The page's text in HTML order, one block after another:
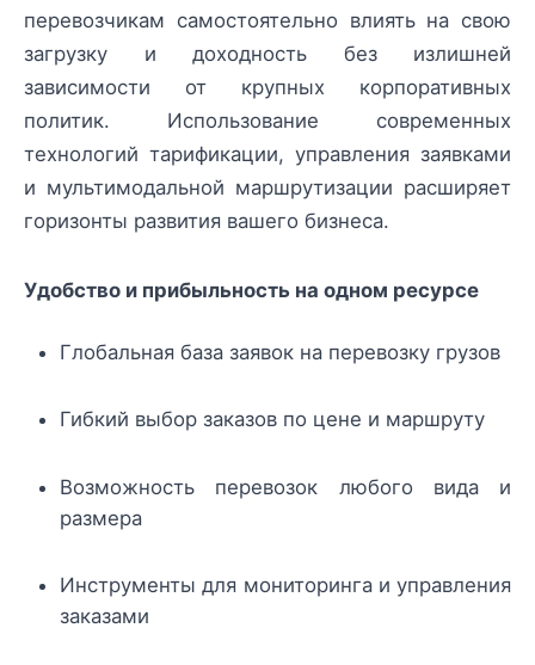
перевозчикам самостоятельно влиять на свою
загрузку и доходность без излишней
зависимости от крупных корпоративных
политик. Использование современных
технологий тарификации, управления заявками
и мультимодальной маршрутизации расширяет
горизонты развития вашего бизнеса.
Удобство и прибыльность на одном ресурсе
Глобальная база заявок на перевозку грузов
Гибкий выбор заказов по цене и маршруту
Возможность перевозок любого вида и
размера
Инструменты для мониторинга и управления
заказами